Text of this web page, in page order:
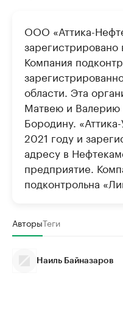
ООО «Аттика-
Компания
области. Эта
Матвею и
Бородину.
2021 году и
адресу в
предприятие.
подконтрольна
АвторыТеги
Наиль Байназаров